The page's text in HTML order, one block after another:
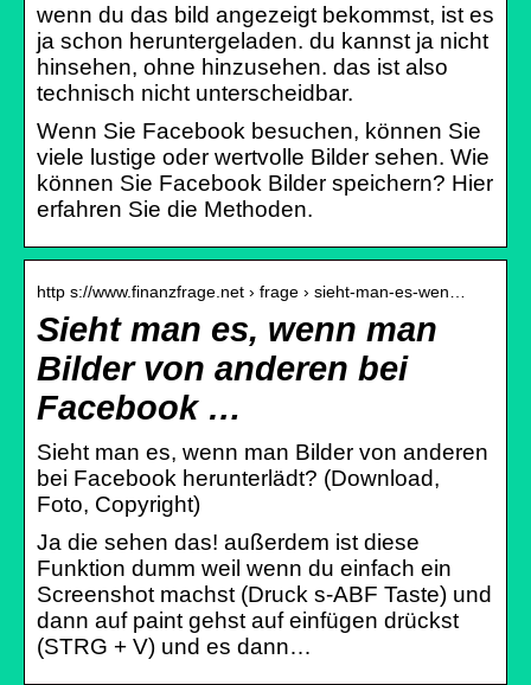
wenn du das bild angezeigt bekommst, ist es
ja schon heruntergeladen. du kannst ja nicht
hinsehen, ohne hinzusehen. das ist also
technisch nicht unterscheidbar.
Wenn Sie Facebook besuchen, können Sie
viele lustige oder wertvolle Bilder sehen. Wie
können Sie Facebook Bilder speichern? Hier
erfahren Sie die Methoden.
http s://www.finanzfrage.net › frage › sieht-man-es-wen…
Sieht man es, wenn man
Bilder von anderen bei
Facebook …
Sieht man es, wenn man Bilder von anderen
bei Facebook herunterlädt? (Download,
Foto, Copyright)
Ja die sehen das! außerdem ist diese
Funktion dumm weil wenn du einfach ein
Screenshot machst (Druck s-ABF Taste) und
dann auf paint gehst auf einfügen drückst
(STRG + V) und es dann…